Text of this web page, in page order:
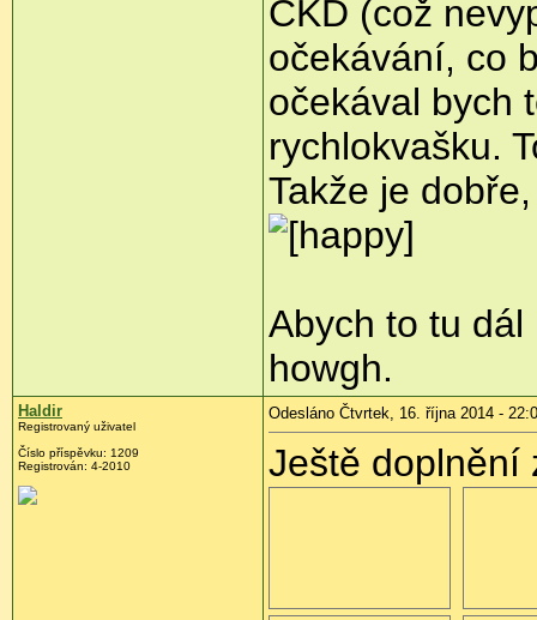
ČKD (což
očekávání, co
očekával bych
rychlokvašku.
Takže je
Abych to tu
howgh.
Haldir
Registrovaný uživatel
Číslo příspěvku: 1209
Registrován: 4-2010
Odesláno Čtvrtek, 16. října 2014 -
Ještě doplnění